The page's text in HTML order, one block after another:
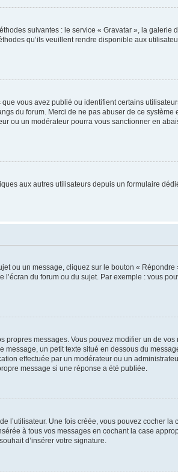
suivantes : le service « Gravatar », la galerie
qu’ils veuillent rendre disponible aux
vous avez publié ou identifient certains
du forum. Merci de ne pas abuser de ce
ou un modérateur pourra vous sanctionner en
aux autres utilisateurs depuis un formulaire
ou un message, cliquez sur le bouton « Répondre
du forum ou du sujet. Par exemple : vous
messages. Vous pouvez modifier un de
un petit texte situé en dessous du
effectuée par un modérateur ou un
message si une réponse a été publiée.
l’utilisateur. Une fois créée, vous pouvez cocher la
à tous vos messages en cochant la case
d’insérer votre signature.